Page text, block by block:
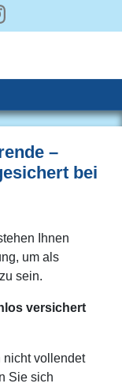
–
bei
Ihnen
um als
sein.
versichert
nicht vollendet
Sie sich